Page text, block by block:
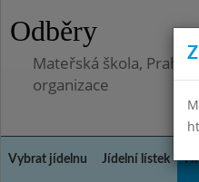
Odběry
Mateřská škola, Praha
organizace
Vybrat jídelnu Jídelní lístek